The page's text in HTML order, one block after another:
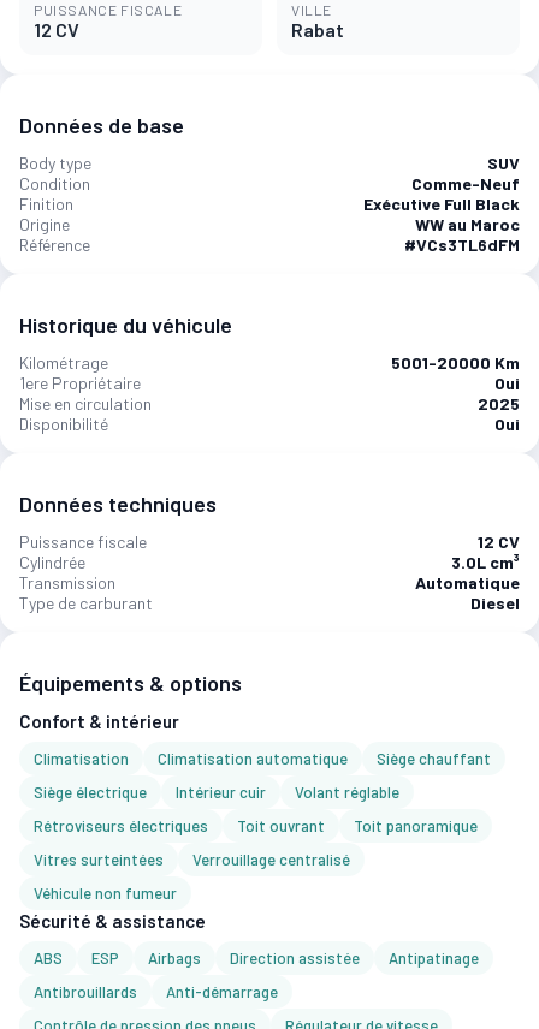
PUISSANCE FISCALE
12 CV
VILLE
Rabat
Données de base
Body type
SUV
Condition
Comme-Neuf
Finition
Exécutive Full Black
Origine
WW au Maroc
Référence
#VCs3TL6dFM
Historique du véhicule
Kilométrage
5001-20000 Km
1ere Propriétaire
Oui
Mise en circulation
2025
Disponibilité
Oui
Données techniques
Puissance fiscale
12 CV
Cylindrée
3.0L cm³
Transmission
Automatique
Type de carburant
Diesel
Équipements & options
Confort & intérieur
Climatisation Climatisation automatique
Siège chauffant
Siège électrique
Intérieur cuir
Volant réglable
Rétroviseurs électriques
Toit ouvrant
Toit panoramique
Vitres surteintées
Verrouillage centralisé
Véhicule non fumeur
Sécurité & assistance
ABS ESP Airbags Direction assistée
Antipatinage
Antibrouillards
Anti-démarrage